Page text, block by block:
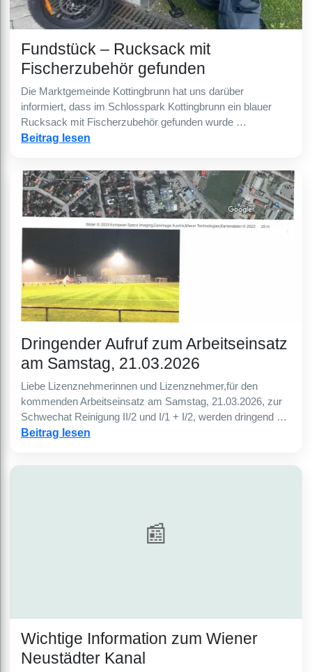
Fundstück – Rucksack mit
Fischerzubehör gefunden
Die Marktgemeinde Kottingbrunn hat uns darüber
informiert, dass im Schlosspark Kottingbrunn ein blauer
Rucksack mit Fischerzubehör gefunden wurde …
Beitrag lesen
Dringender Aufruf zum Arbeitseinsatz
am Samstag, 21.03.2026
Liebe Lizenznehmerinnen und Lizenznehmer,für den
kommenden Arbeitseinsatz am Samstag, 21.03.2026, zur
Schwechat Reinigung II/2 und I/1 + I/2, werden dringend …
Beitrag lesen
Wichtige Information zum Wiener
Neustädter Kanal